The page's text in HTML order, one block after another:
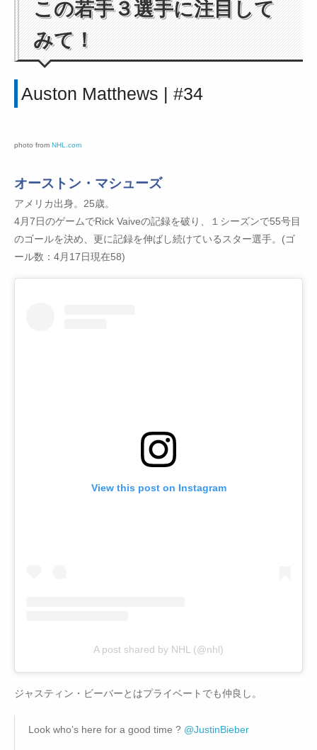
この若手３選手に注目して
みて！
Auston Matthews | #34
photo from NHL.com
オーストン・マシューズ
アメリカ出身。25歳。
4月7日のゲームでRick Vaiveの記録を破り、１シーズンで55号目
のゴールを決め、更に記録を伸ばし続けているスター選手。(ゴ
ール数：4月17日現在58)
View this post on Instagram
A post shared by NHL (@nhl)
ジャスティン・ビーバーとはプライベートでも仲良し。
Look who’s here for a good time ? @JustinBieber